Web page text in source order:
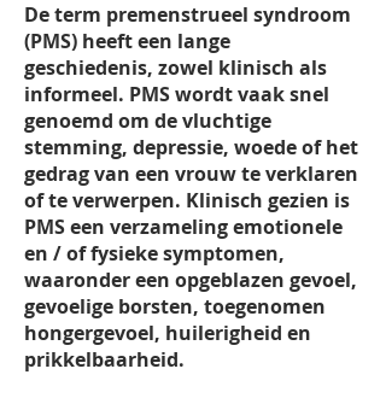
De term premenstrueel syndroom
(PMS) heeft een lange
geschiedenis, zowel klinisch als
informeel. PMS wordt vaak snel
genoemd om de vluchtige
stemming, depressie, woede of het
gedrag van een vrouw te verklaren
of te verwerpen. Klinisch gezien is
PMS een verzameling emotionele
en / of fysieke symptomen,
waaronder een opgeblazen gevoel,
gevoelige borsten, toegenomen
hongergevoel, huilerigheid en
prikkelbaarheid.